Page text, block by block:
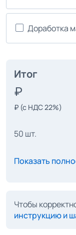
Доработка
Итог
₽ (с НДС 22%)
50 шт.
Показать
Чтобы
инструкцию и